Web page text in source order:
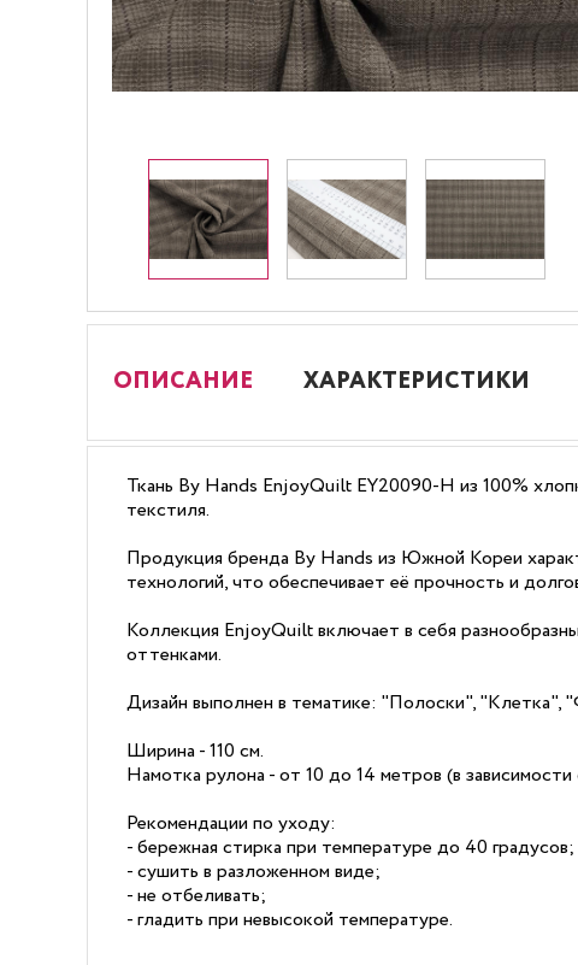
ОПИСАНИЕ ХАРАКТЕРИСТИКИ
Ткань By Hands EnjoyQuilt EY20090-H из 100%
текстиля.
Продукция бренда By Hands из Южной Кореи
технологий, что обеспечивает её прочность и
Коллекция EnjoyQuilt включает в себя
оттенками.
Дизайн выполнен в тематике: "Полоски", "Клетка",
Ширина - 110 см.
Намотка рулона - от 10 до 14 метров (в
Рекомендации по уходу:
- бережная стирка при температуре до 40 градусов;
- сушить в разложенном виде;
- не отбеливать;
- гладить при невысокой температуре.